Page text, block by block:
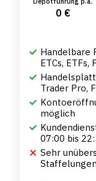
0 €
Handelbare
ETCs, ETFs,
Trader Pro,
möglich
07:00 bis
Sehr
Staffelungen